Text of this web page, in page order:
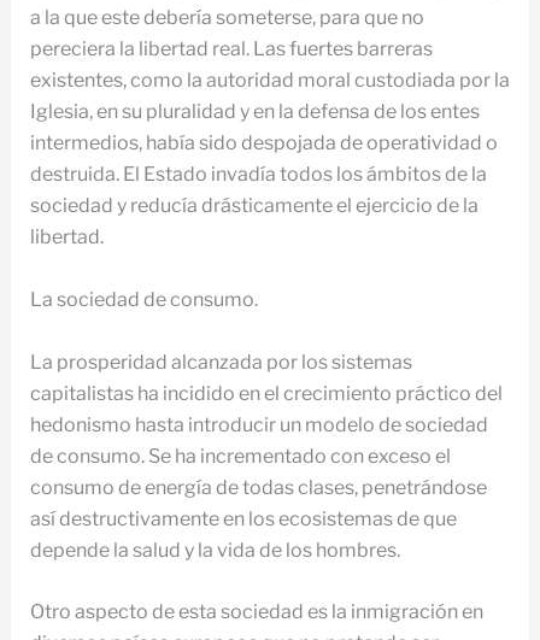
a la que este debería someterse, para que no
pereciera la libertad real. Las fuertes barreras
existentes, como la autoridad moral custodiada por la
Iglesia, en su pluralidad y en la defensa de los entes
intermedios, había sido despojada de operatividad o
destruida. El Estado invadía todos los ámbitos de la
sociedad y reducía drásticamente el ejercicio de la
libertad.
La sociedad de consumo.
La prosperidad alcanzada por los sistemas
capitalistas ha incidido en el crecimiento práctico del
hedonismo hasta introducir un modelo de sociedad
de consumo. Se ha incrementado con exceso el
consumo de energía de todas clases, penetrándose
así destructivamente en los ecosistemas de que
depende la salud y la vida de los hombres.
Otro aspecto de esta sociedad es la inmigración en